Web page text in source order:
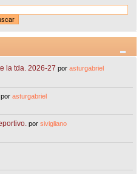
la tda. 2026-27 porasturgabriel
porasturgabriel
porsivigliano